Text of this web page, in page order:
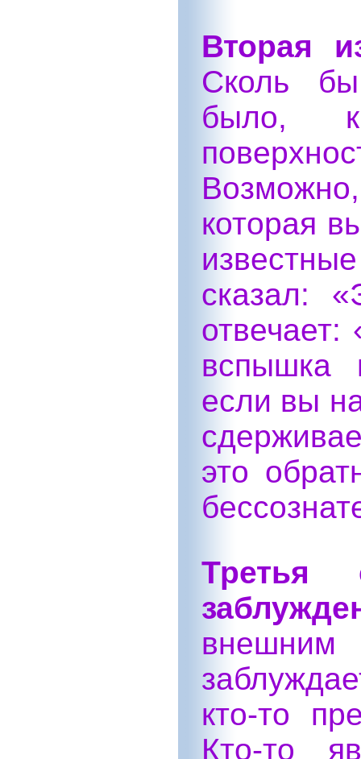
Вторая
Сколь
было,
которая
сказал:
вспышка
если вы
это
кто-то
Кто-то